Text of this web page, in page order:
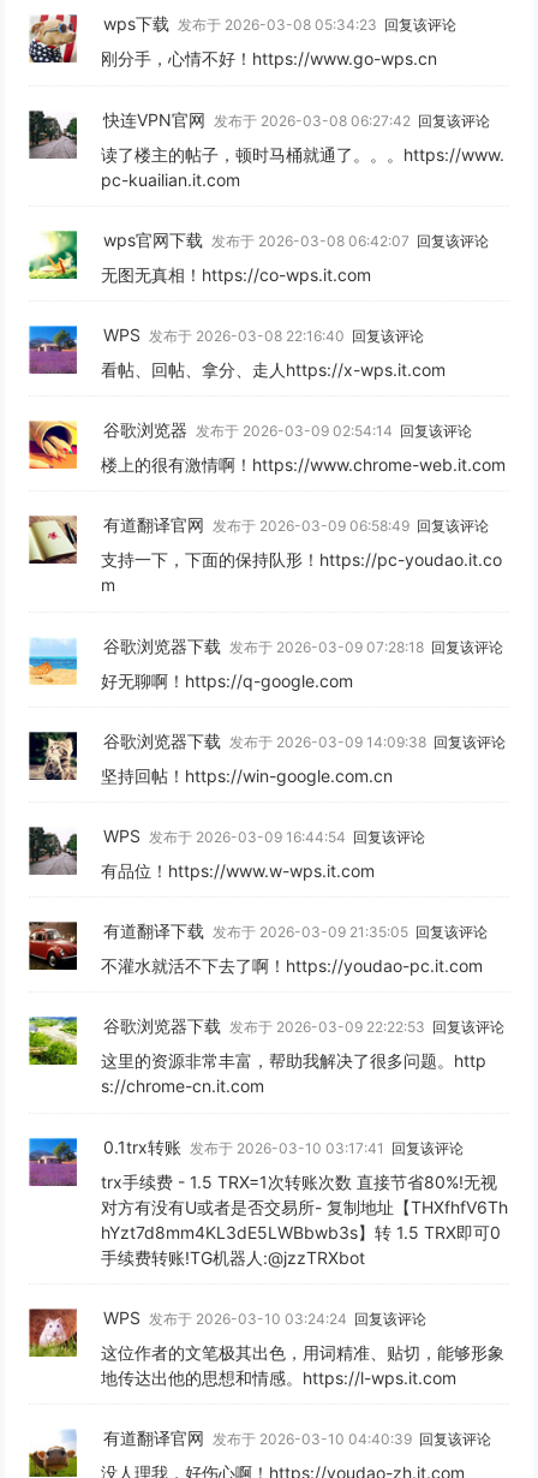
wps下载 发布于 2026-03-08 05:34:23 回复该评论
刚分手，心情不好！https://www.go-wps.cn
快连VPN官网 发布于 2026-03-08 06:27:42 回复该评论
读了楼主的帖子，顿时马桶就通了。。。https://www.
pc-kuailian.it.com
wps官网下载 发布于 2026-03-08 06:42:07 回复该评论
无图无真相！https://co-wps.it.com
WPS 发布于 2026-03-08 22:16:40 回复该评论
看帖、回帖、拿分、走人https://x-wps.it.com
谷歌浏览器 发布于 2026-03-09 02:54:14 回复该评论
楼上的很有激情啊！https://www.chrome-web.it.com
有道翻译官网 发布于 2026-03-09 06:58:49 回复该评论
支持一下，下面的保持队形！https://pc-youdao.it.co
m
谷歌浏览器下载 发布于 2026-03-09 07:28:18 回复该评论
好无聊啊！https://q-google.com
谷歌浏览器下载 发布于 2026-03-09 14:09:38 回复该评论
坚持回帖！https://win-google.com.cn
WPS 发布于 2026-03-09 16:44:54 回复该评论
有品位！https://www.w-wps.it.com
有道翻译下载 发布于 2026-03-09 21:35:05 回复该评论
不灌水就活不下去了啊！https://youdao-pc.it.com
谷歌浏览器下载 发布于 2026-03-09 22:22:53 回复该评论
这里的资源非常丰富，帮助我解决了很多问题。http
s://chrome-cn.it.com
0.1trx转账 发布于 2026-03-10 03:17:41 回复该评论
trx手续费 - 1.5 TRX=1次转账次数 直接节省80%!无视
对方有没有U或者是否交易所- 复制地址【THXfhfV6Th
hYzt7d8mm4KL3dE5LWBbwb3s】转 1.5 TRX即可0
手续费转账!TG机器人:@jzzTRXbot
WPS 发布于 2026-03-10 03:24:24 回复该评论
这位作者的文笔极其出色，用词精准、贴切，能够形象
地传达出他的思想和情感。https://l-wps.it.com
有道翻译官网 发布于 2026-03-10 04:40:39 回复该评论
没人理我，好伤心啊！https://youdao-zh.it.com